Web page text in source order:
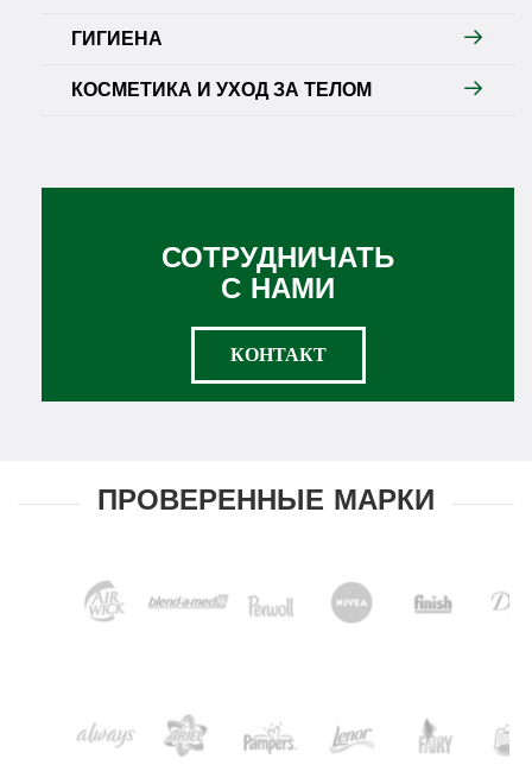
ГИГИЕНА
КОСМЕТИКА И УХОД ЗА ТЕЛОМ
СОТРУДНИЧАТЬ
С НАМИ
КОНТАКТ
ПРОВЕРЕННЫЕ МАРКИ